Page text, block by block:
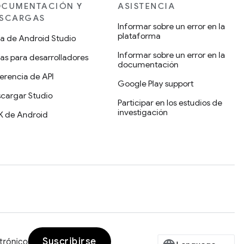
Y
de Android Studio
para desarrolladores
de API
Studio
de Android
ASISTENCIA
Informar sobre un error en la
plataforma
Informar sobre un error en la
documentación
Google Play support
Participar en los estudios de
investigación
Suscribirse